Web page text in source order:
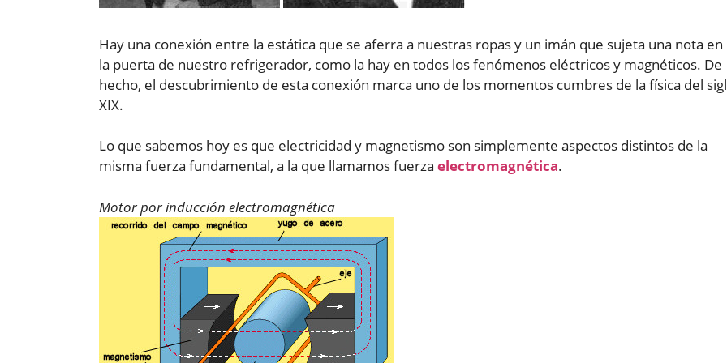
Hay una conexión entre la estática que se aferra a nuestras ropas y un imán que sujeta una nota en
la puerta de nuestro refrigerador, como la hay en todos los fenómenos eléctricos y magnéticos. De
hecho, el descubrimiento de esta conexión marca uno de los momentos cumbres de la física del
XIX.
Lo que sabemos hoy es que electricidad y magnetismo son simplemente aspectos distintos de la
misma fuerza fundamental, a la que llamamos fuerza electromagnética.
Motor por inducción electromagnética